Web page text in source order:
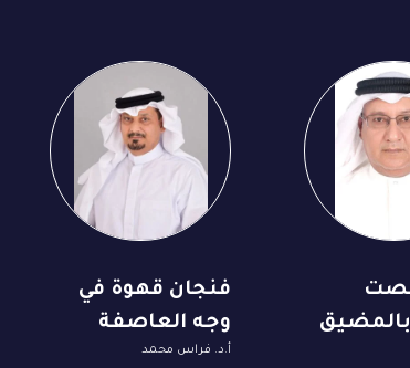
فنجان قهوة في
وجه العاصفة
أ.د. فراس محمد